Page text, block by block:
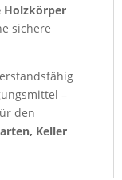
Holzkörper
sichere
–
den
Keller